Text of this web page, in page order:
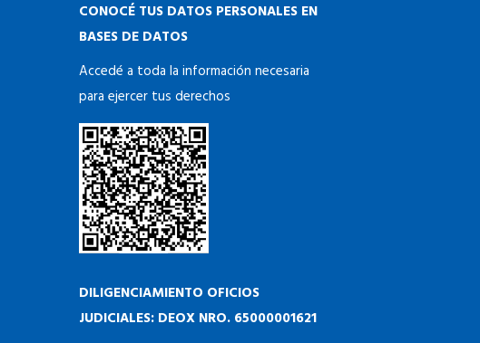
CONOCÉ TUS DATOS PERSONALES EN
BASES DE DATOS
Accedé a toda la información necesaria
para ejercer tus derechos
DILIGENCIAMIENTO OFICIOS
JUDICIALES: DEOX NRO. 65000001621